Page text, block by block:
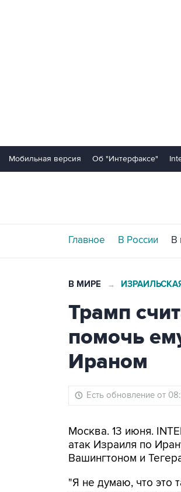
Мобильная версия Об "Интерфаксе"
Главное В России В
В МИРЕ →
Трамп
помочь
Ираном
Есть обновление от
Москва. 13 июня.
атак Израиля по
Вашингтоном и
"Я не думаю, что это